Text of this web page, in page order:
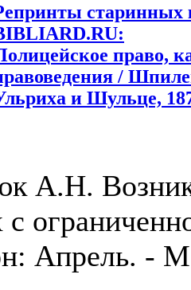
старинных
право,
/
и Шульце,
А.Н.
с
Апрель. -